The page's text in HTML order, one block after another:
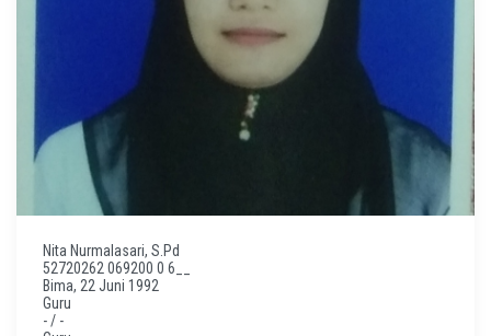
Nita Nurmalasari, S.Pd
52720262 069200 0 6__
Bima, 22 Juni 1992
Guru
- / -